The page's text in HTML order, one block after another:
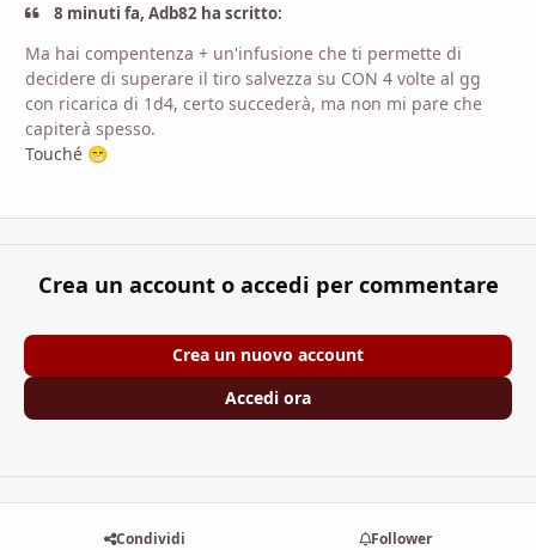
8 minuti fa, Adb82 ha scritto:
Ma hai compentenza + un'infusione che ti permette di
decidere di superare il tiro salvezza su CON 4 volte al gg
con ricarica di 1d4, certo succederà, ma non mi pare che
capiterà spesso.
Touché 😁
Crea un account o accedi per commentare
Crea un nuovo account
Accedi ora
Condividi Follower